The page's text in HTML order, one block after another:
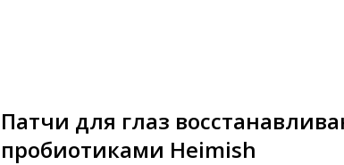
Патчи для глаз
пробиотиками Heimish